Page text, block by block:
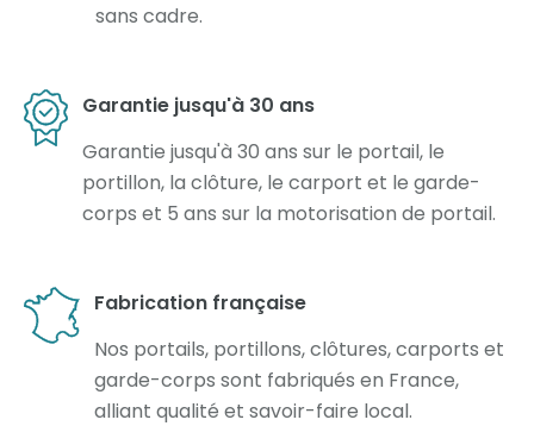
sans cadre.
Garantie jusqu'à 30 ans
Garantie jusqu'à 30 ans sur le portail, le
portillon, la clôture, le carport et le garde-
corps et 5 ans sur la motorisation de portail.
Fabrication française
Nos portails, portillons, clôtures, carports et
garde-corps sont fabriqués en France,
alliant qualité et savoir-faire local.